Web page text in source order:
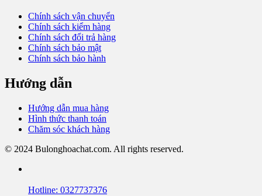
Chính sách vận chuyển
Chính sách kiểm hàng
Chính sách đổi trả hàng
Chính sách bảo mật
Chính sách bảo hành
Hướng dẫn
Hướng dẫn mua hàng
Hình thức thanh toán
Chăm sóc khách hàng
© 2024 Bulonghoachat.com. All rights reserved.
Hotline: 0327737376